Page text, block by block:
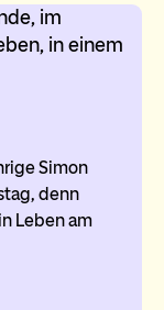
Simon
denn
Leben am